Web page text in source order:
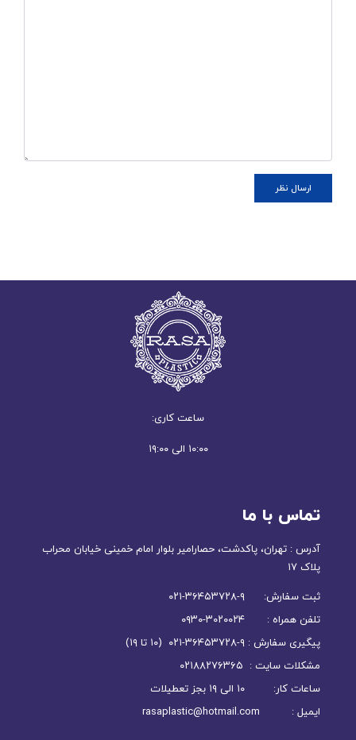
ساعت کاری:
۱۰:۰۰ الی ۱۹:۰۰
تماس با ما
آدرس : تهران، پاکدشت، حصارامیر بلوار امام خمینی خیابان محراب
پلاک ۱۷
ثبت سفارش: ۹-۳۶۴۵۳۷۲۸-۰۲۱
تلفن همراه : ۳۰۲۰۰۲۴-۰۹۳۰
پیگیری سفارش : ۹-۳۶۴۵۳۷۲۸-۰۲۱ (۱۰ تا ۱۹)
مشکلات سایت : ۰۲۱۸۸۲۷۶۳۶۵
ساعات کار: ۱۰ الی ۱۹ بجز تعطیلات
ایمیل : rasaplastic@hotmail.com